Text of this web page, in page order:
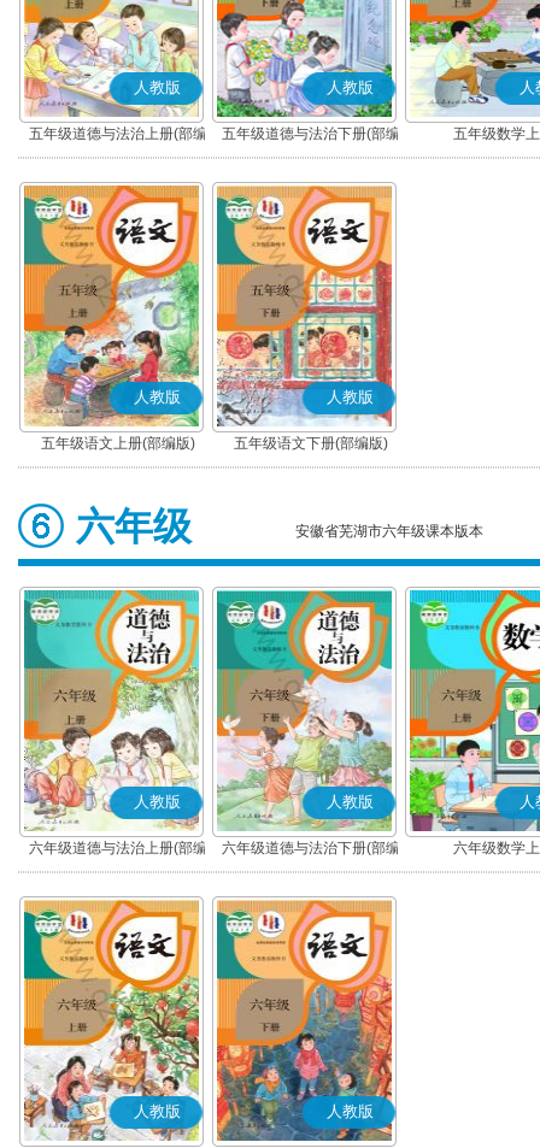
人教版
五年级道德与法治上册(部编
版)
人教版
五年级道德与法治下册(部编
版)
人
五年级数学
人教版
五年级语文上册(部编版)
人教版
五年级语文下册(部编版)
六年级 安徽省芜湖市六年级课本版本
人教版
六年级道德与法治上册(部编
版)
人教版
六年级道德与法治下册(部编
版)
人
六年级数学
人教版 人教版